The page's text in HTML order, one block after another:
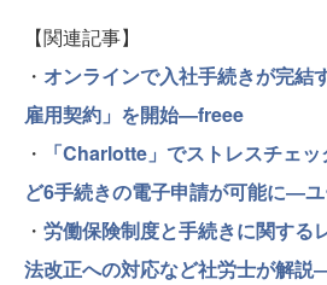
【関連記事】
・ オンラインで入社手続きが完結
雇用契約」を開始—freee
・
「Charlotte」でストレスチェ
ど6手続きの電子申請が可能に―
・ 労働保険制度と手続きに関する
法改正への対応など社労士が解